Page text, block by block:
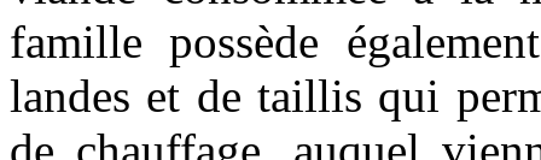
famille possède
landes et de taillis qui
de chauffage, auquel